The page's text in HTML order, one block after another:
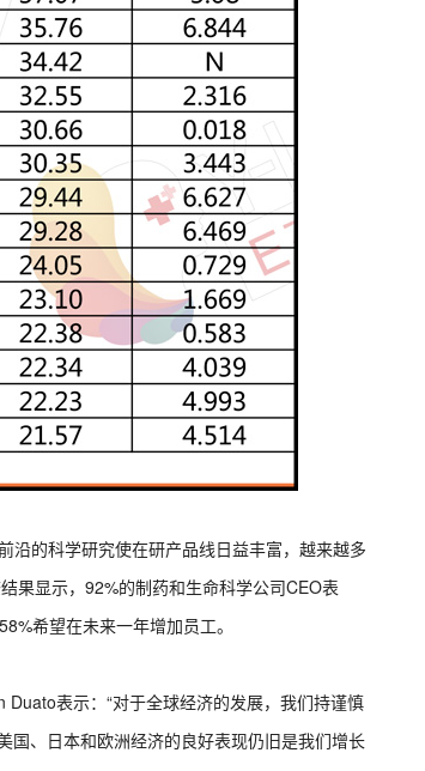
沿的科学研究使在研产品线日益丰富，越来越多
果显示，92%的制药和生命科学公司CEO表
希望在未来一年增加员工。
表示：“对于全球经济的发展，我们持谨慎
国、日本和欧洲经济的良好表现仍旧是我们增长